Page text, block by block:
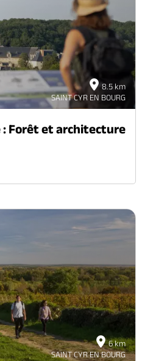
8.5 km
SAINT CYR EN BOURG
: Forêt et architecture
6 km
SAINT CYR EN BOURG